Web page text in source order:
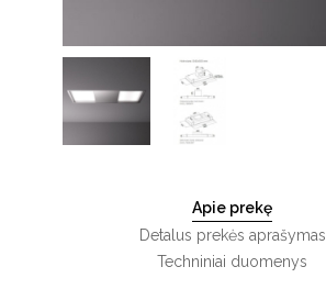
Apie prekę
Detalus prekės aprašymas
Techniniai duomenys